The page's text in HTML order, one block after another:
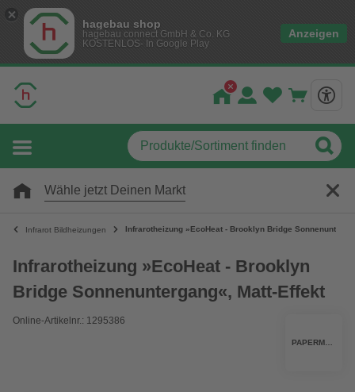
hagebau shop
hagebau connect GmbH & Co. KG
KOSTENLOS- In Google Play
Anzeigen
Wähle jetzt Deinen Markt
Infrarot Bildheizungen Infrarotheizung »EcoHeat - Brooklyn Bridge
Infrarotheizung »EcoHeat - Brooklyn
Bridge Sonnenuntergang«, Matt-Effekt
Online-Artikelnr.: 1295386